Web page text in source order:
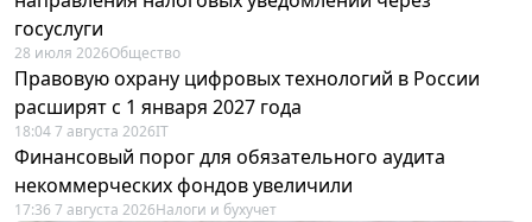
госуслуги
28 июля 2026Общество
Правовую охрану цифровых технологий в России
расширят с 1 января 2027 года
18:04 7 августа 2026IT
Финансовый порог для обязательного аудита
некоммерческих фондов увеличили
17:36 7 августа 2026Налоги и бухучет